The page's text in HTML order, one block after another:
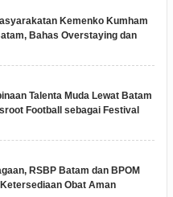
Kemenko Kumham
Bahas Overstaying dan
Talenta Muda Lewat Batam
Football sebagai Festival
RSBP Batam dan BPOM
Obat Aman